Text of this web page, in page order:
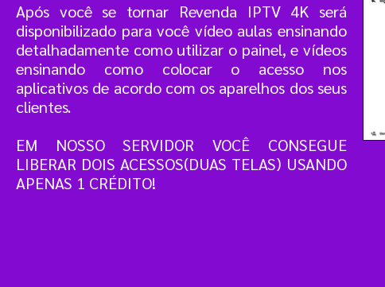
Após você se tornar Revenda IPTV 4K será
disponibilizado para você vídeo aulas ensinando
detalhadamente como utilizar o painel, e vídeos
ensinando como colocar o acesso nos
aplicativos de acordo com os aparelhos dos seus
clientes.
EM NOSSO SERVIDOR VOCÊ CONSEGUE
LIBERAR DOIS ACESSOS(DUAS TELAS) USANDO
APENAS 1 CRÉDITO!